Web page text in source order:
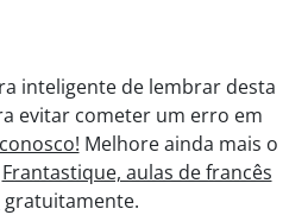
inteligente de lembrar desta
evitar cometer um erro em
Melhore ainda mais o
Frantastique, aulas de francês
gratuitamente.